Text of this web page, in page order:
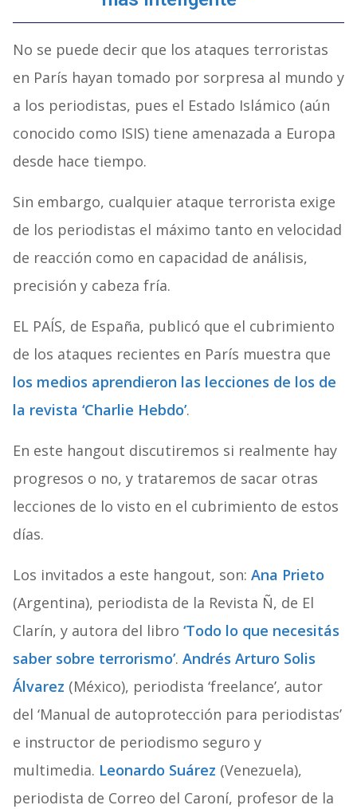
No se puede decir que los ataques terroristas
en París hayan tomado por sorpresa al mundo y
a los periodistas, pues el Estado Islámico (aún
conocido como ISIS) tiene amenazada a Europa
desde hace tiempo.
Sin embargo, cualquier ataque terrorista exige
de los periodistas el máximo tanto en velocidad
de reacción como en capacidad de análisis,
precisión y cabeza fría.
EL PAÍS, de España, publicó que el cubrimiento
de los ataques recientes en París muestra que
los medios aprendieron las lecciones de los de
la revista ‘Charlie Hebdo’.
En este hangout discutiremos si realmente hay
progresos o no, y trataremos de sacar otras
lecciones de lo visto en el cubrimiento de estos
días.
Los invitados a este hangout, son: Ana Prieto
(Argentina), periodista de la Revista Ñ, de El
Clarín, y autora del libro ‘Todo lo que necesitás
saber sobre terrorismo’. Andrés Arturo Solis
Álvarez (México), periodista ‘freelance’, autor
del ‘Manual de autoprotección para periodistas’
e instructor de periodismo seguro y
multimedia. Leonardo Suárez (Venezuela),
periodista de Correo del Caroní, profesor de la